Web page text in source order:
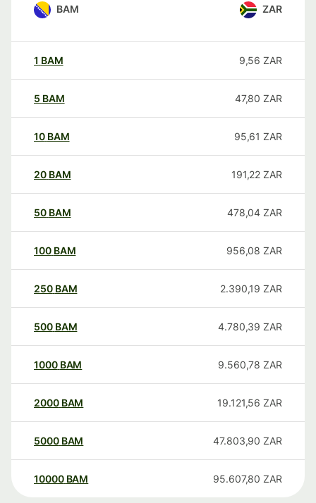
BAM ZAR
1 BAM 9,56 ZAR
5 BAM 47,80 ZAR
10 BAM 95,61 ZAR
20 BAM 191,22 ZAR
50 BAM 478,04 ZAR
100 BAM 956,08 ZAR
250 BAM 2.390,19 ZAR
500 BAM 4.780,39 ZAR
1000 BAM 9.560,78 ZAR
2000 BAM 19.121,56 ZAR
5000 BAM 47.803,90 ZAR
10000 BAM 95.607,80 ZAR